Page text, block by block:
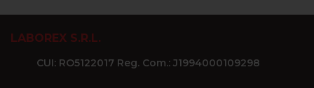
LABOREX S.R.L.
CUI: RO5122017 Reg. Com.: J1994000109298